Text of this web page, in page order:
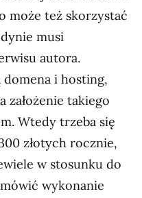
może też skorzystać
musi
autora.
i hosting,
założenie takiego
Wtedy trzeba się
złotych rocznie,
w stosunku do
wykonanie